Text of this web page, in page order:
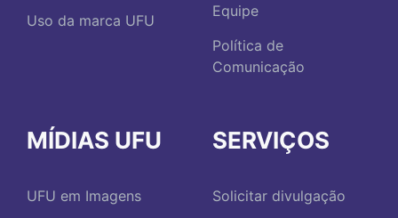
Uso da marca UFU
Equipe
Política de
Comunicação
MÍDIAS UFU
UFU em Imagens
SERVIÇOS
Solicitar divulgação